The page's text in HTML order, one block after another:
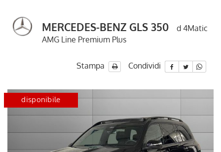
MERCEDES-BENZ GLS 350
d 4Matic
AMG Line Premium Plus
Stampa Condividi
certified